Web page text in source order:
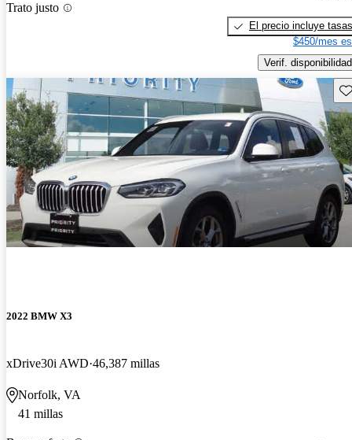
Trato justo
El precio incluye tasas
$450/mes
Verif. disponibilidad
2022 BMW X3
xDrive30i AWD 46,387 millas
Norfolk, VA
41 millas